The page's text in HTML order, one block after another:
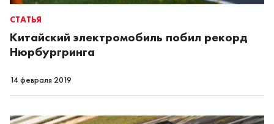
СТАТЬЯ
Китайский электромобиль побил рекорд
Нюрбургринга
14 февраля 2019